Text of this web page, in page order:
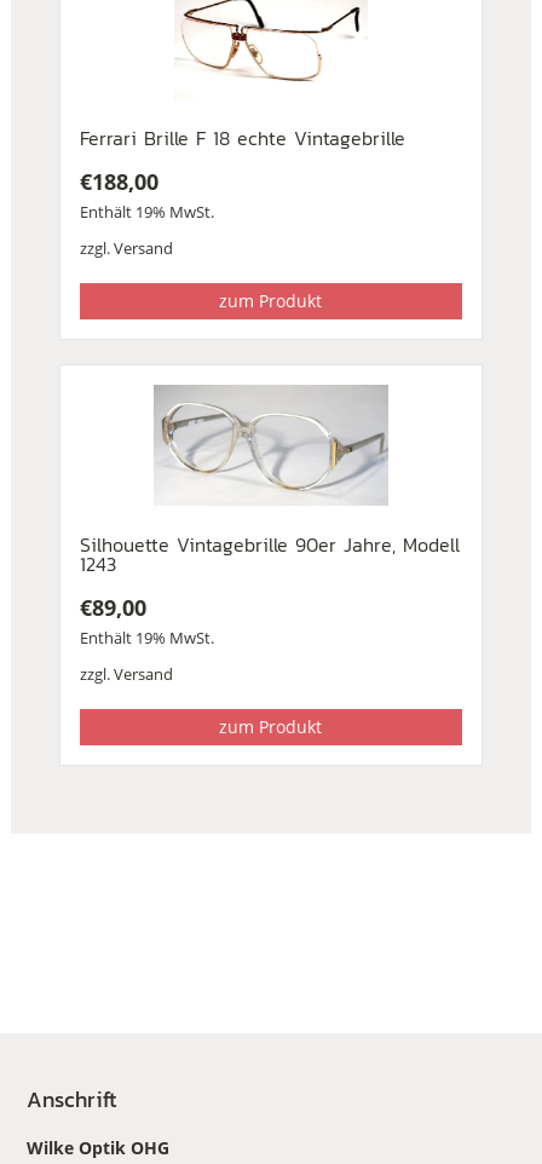
Ferrari Brille F 18 echte Vintagebrille
€188,00
Enthält 19% MwSt.
zzgl.Versand
zum Produkt
Silhouette Vintagebrille 90er Jahre, Modell
1243
€89,00
Enthält 19% MwSt.
zzgl.Versand
zum Produkt
Anschrift
Wilke Optik OHG